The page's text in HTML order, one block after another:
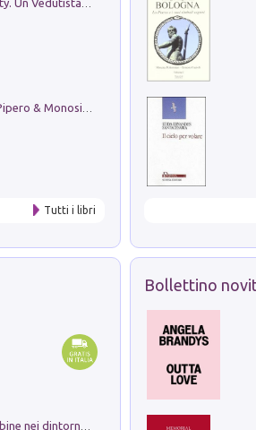
Tutti i libri
Bollettino